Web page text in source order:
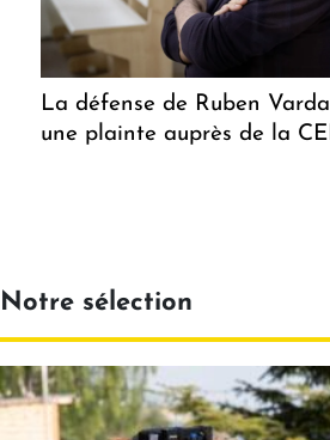
La défense de Ruben
une plainte auprès de la
Notre sélection